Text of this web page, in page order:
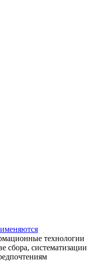
технологии
сбора, систематизации